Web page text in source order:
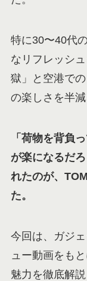
特に30〜40代
なリフレッシ
獄」と空港で
の楽しさを半
「荷物を背負
が楽になるだ
れたのが、
た。
今回は、ガジ
ュー動画をも
魅力を徹底解説